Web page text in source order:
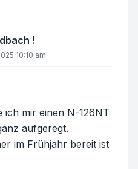
!
10:10 am
ich mir einen N-126NT
aufgeregt.
im Frühjahr bereit ist